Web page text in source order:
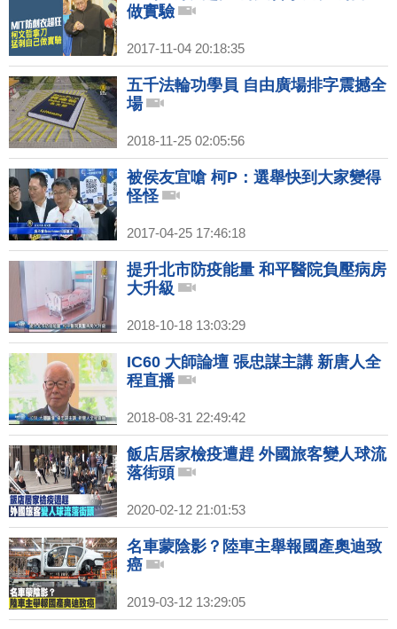
做實驗
2017-11-04 20:18:35
五千法輪功學員 自由廣場排字震撼全
場
2018-11-25 02:05:56
被侯友宜嗆 柯P：選舉快到大家變得
怪怪
2017-04-25 17:46:18
提升北市防疫能量 和平醫院負壓病房
大升級
2018-10-18 13:03:29
IC60 大師論壇 張忠謀主講 新唐人全
程直播
2018-08-31 22:49:42
飯店居家檢疫遭趕 外國旅客變人球流
落街頭
2020-02-12 21:01:53
名車蒙陰影？陸車主舉報國產奧迪致
癌
2019-03-12 13:29:05